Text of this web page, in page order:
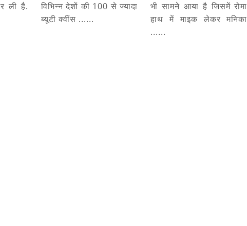
ली है.
विभिन्न देशों की 100 से ज्यादा
ब्यूटी क्वींस ......
भी सामने आया है जिसमें रोमा
हाथ में माइक लेकर मनिका
......